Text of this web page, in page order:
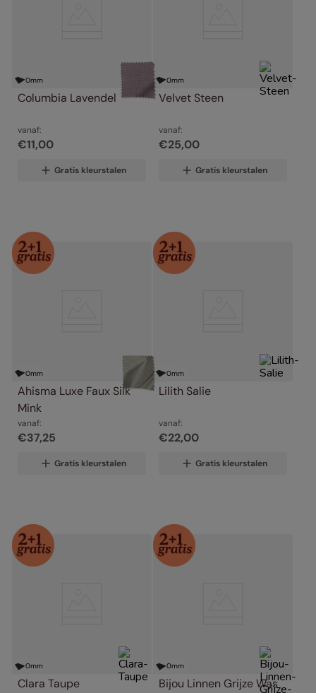
0mm
Columbia Lavendel
vanaf:
€11,00
Gratis kleurstalen
0mm
Velvet Steen
vanaf:
€25,00
Gratis kleurstalen
0mm
Ahisma Luxe Faux Silk
Mink
vanaf:
€37,25
Gratis kleurstalen
0mm
Lilith Salie
vanaf:
€22,00
Gratis kleurstalen
0mm
Clara Taupe
0mm
Bijou Linnen Grijze Was